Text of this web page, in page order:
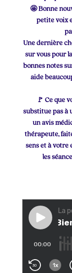
🤩 Bonne
petite voix
Une dernière
sur vous pour
bonnes notes
aide
🚩 Ce que
substitue pas à
un avis
thérapeute,
sens et à votre
les